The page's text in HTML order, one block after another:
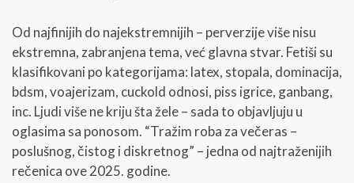
Od najfinijih do najekstremnijih – perverzije više nisu
ekstremna, zabranjena tema, već glavna stvar. Fetiši su
klasifikovani po kategorijama: latex, stopala, dominacija,
bdsm, voajerizam, cuckold odnosi, piss igrice, ganbang,
inc. Ljudi više ne kriju šta žele – sada to objavljuju u
oglasima sa ponosom. “Tražim roba za večeras –
poslušnog, čistog i diskretnog” – jedna od najtraženijih
rečenica ove 2025. godine.